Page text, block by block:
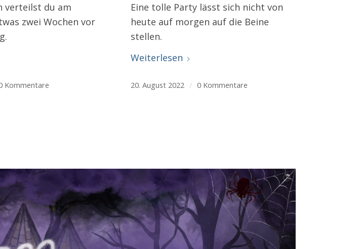
verteilst du am
zwei Wochen vor
Kommentare
Eine tolle Party lässt sich nicht von
heute auf morgen auf die Beine
stellen.
Weiterlesen
20. August 2022 / 0 Kommentare